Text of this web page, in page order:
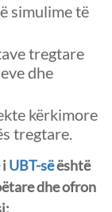
simulime të
tregtare
dhe
kërkimore
tregtare.
i UBT-sëështë
dhe ofron